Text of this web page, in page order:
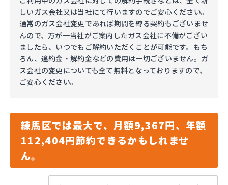
しいガス会社又は当社にて行いますのでご安心ください。
通常のガス会社変更であれば期間を縛る契約もございませ
んので、万が一当社がご案内したガス会社に不備がござい
ましたら、いつでもご解約いただくことが可能です。もち
ろん、違約金・解約金などの費用は一切ございません。ガ
ス会社の変更についても全て無料となっておりますので、
ご安心ください。
練馬区では最大で、月額9,367円、年額
112,404円節約できるかもしれませ
ん。